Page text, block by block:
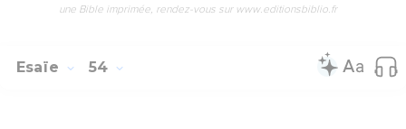
une Bible imprimée, rendez-vous sur www.editionsbiblio.fr
Esaïe 54